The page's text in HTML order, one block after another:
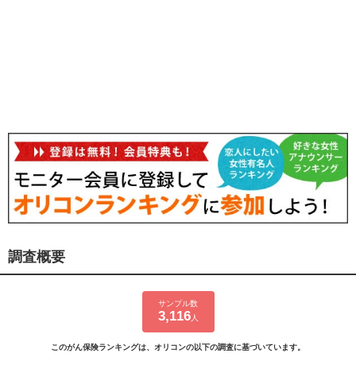
調査概要
サンプル数
3,116人
このがん保険ランキングは、オリコンの以下の調査に基づいています。